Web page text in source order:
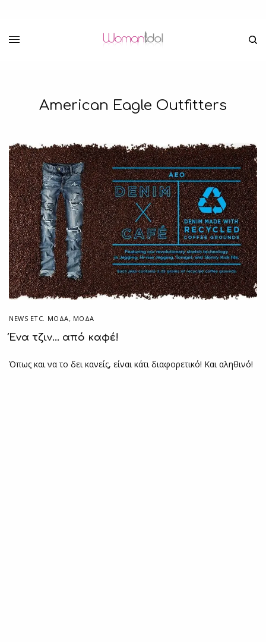
American Eagle Outfitters
NEWS ETC. ΜΌΔΑ, ΜΟΔΑ
Ένα τζιν… από καφέ!
Όπως και να το δει κανείς, είναι κάτι διαφορετικό! Και αληθινό!